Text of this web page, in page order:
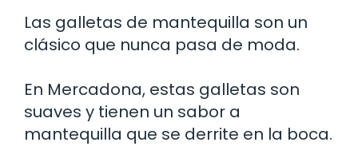
Las galletas de mantequilla son un
clásico que nunca pasa de moda.
En Mercadona, estas galletas son
suaves y tienen un sabor a
mantequilla que se derrite en la boca.